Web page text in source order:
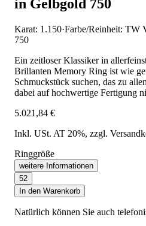
in Gelbgold 750
Karat: 1.150·Farbe/Reinheit: TW
750
Ein zeitloser Klassiker in
Brillanten Memory Ring ist wie
Schmuckstück suchen, das zu
dabei auf hochwertige Fertigung
5.021,84 €
Inkl. USt. AT 20%, zzgl.
Ringgröße
weitere Informationen
52
In den Warenkorb
Natürlich können Sie auch